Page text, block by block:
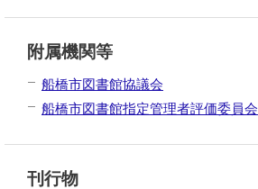
附属機関等
船橋市図書館協議会
船橋市図書館指定管理者評価委員会
刊行物